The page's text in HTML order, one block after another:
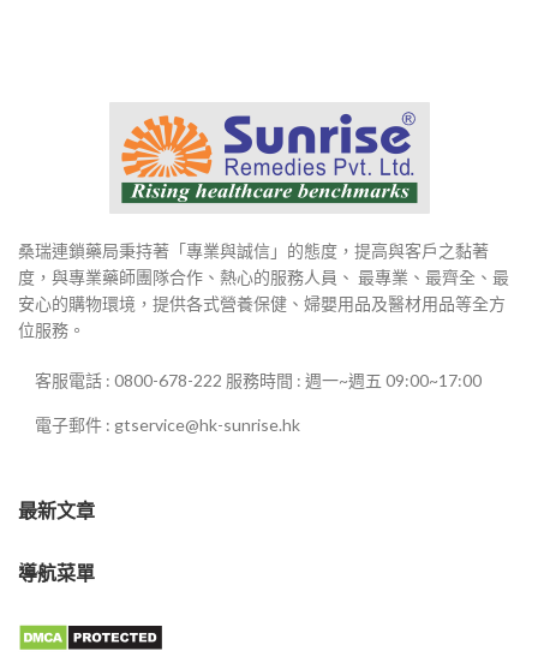
桑瑞連鎖藥局秉持著「專業與誠信」的態度，提高與客戶之黏著
度，與專業藥師團隊合作、熱心的服務人員、 最專業、最齊全、最
安心的購物環境，提供各式營養保健、婦嬰用品及醫材用品等全方
位服務。
客服電話 : 0800-678-222 服務時間 : 週一~週五 09:00~17:00
電子郵件 : gtservice@hk-sunrise.hk
最新文章
導航菜單